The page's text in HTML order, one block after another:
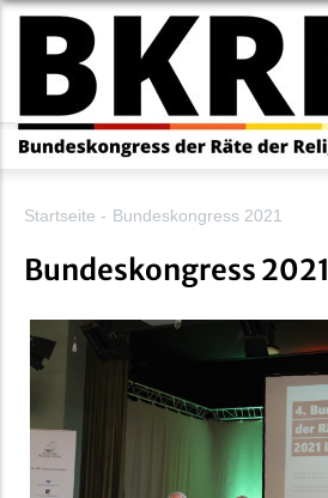
Direkt
Inhalt
Startseite - Bundeskongress 2021
Bundeskongress 2021